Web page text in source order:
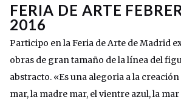
FERIA DE ARTE
2016
Participo en la Feria de Arte de Madrid
obras de gran tamaño de la línea del
abstracto. «Es una alegoria a la
mar, la madre mar, el vientre azul, la